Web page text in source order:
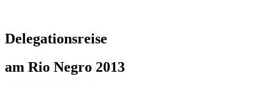
Delegationsreise
am Rio Negro 2013